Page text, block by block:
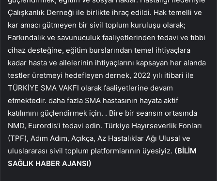
Çalışkanlık Derneği ile birlikte ihraç edildi. Hak temelli ve
kar amacı gütmeyen bir sivil toplum kuruluşu olarak;
Farkındalık ve savunuculuk faaliyetlerinden tedavi ve tıbbi
cihaz desteğine, eğitim burslarından temel ihtiyaçlara
kadar hasta ve ailelerinin ihtiyaçlarını kapsayan her alanda
testler üretmeyi hedefleyen dernek, 2022 yılı itibari ile
TÜRKİYE SMA VAKFI olarak faaliyetlerine devam
etmektedir. daha fazla SMA hastasının hayata aktif
katılımını güçlendirmek için. . Bire bir seansın ortasında
NMD, Eurordis’i tedavi edin. Türkiye Hayırseverlik Fonları
(TPF), Adım Adım, Açıkça, Az Hastalıklar Ağı Ulusal ve
uluslararası sivil toplum platformlarının üyesiyiz. (BİLİM
SAĞLIK HABER AJANSI)